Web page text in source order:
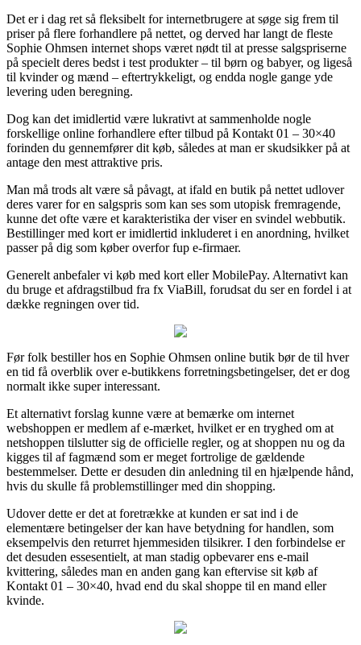
Det er i dag ret så fleksibelt for internetbrugere at søge sig frem til
priser på flere forhandlere på nettet, og derved har langt de fleste
Sophie Ohmsen internet shops været nødt til at presse salgspriserne
på specielt deres bedst i test produkter – til børn og babyer, og ligeså
til kvinder og mænd – eftertrykkeligt, og endda nogle gange yde
levering uden beregning.
Dog kan det imidlertid være lukrativt at sammenholde nogle
forskellige online forhandlere efter tilbud på Kontakt 01 – 30×40
forinden du gennemfører dit køb, således at man er skudsikker på at
antage den mest attraktive pris.
Man må trods alt være så påvagt, at ifald en butik på nettet udlover
deres varer for en salgspris som kan ses som utopisk fremragende,
kunne det ofte være et karakteristika der viser en svindel webbutik.
Bestillinger med kort er imidlertid inkluderet i en anordning, hvilket
passer på dig som køber overfor fup e-firmaer.
Generelt anbefaler vi køb med kort eller MobilePay. Alternativt kan
du bruge et afdragstilbud fra fx ViaBill, forudsat du ser en fordel i at
dække regningen over tid.
Før folk bestiller hos en Sophie Ohmsen online butik bør de til hver
en tid få overblik over e-butikkens forretningsbetingelser, det er dog
normalt ikke super interessant.
Et alternativt forslag kunne være at bemærke om internet
webshoppen er medlem af e-mærket, hvilket er en tryghed om at
netshoppen tilslutter sig de officielle regler, og at shoppen nu og da
kigges til af fagmænd som er meget fortrolige de gældende
bestemmelser. Dette er desuden din anledning til en hjælpende hånd,
hvis du skulle få problemstillinger med din shopping.
Udover dette er det at foretrække at kunden er sat ind i de
elementære betingelser der kan have betydning for handlen, som
eksempelvis den returret hjemmesiden tilsikrer. I den forbindelse er
det desuden essesentielt, at man stadig opbevarer ens e-mail
kvittering, således man en anden gang kan eftervise sit køb af
Kontakt 01 – 30×40, hvad end du skal shoppe til en mand eller
kvinde.